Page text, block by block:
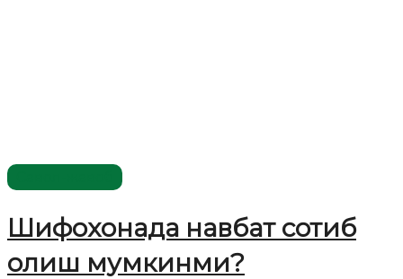
Шифохонада навбат сотиб
олиш мумкинми?